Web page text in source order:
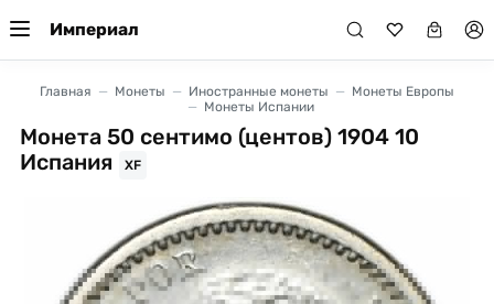
Империал
Главная Монеты Иностранные монеты
Монеты Европы
Монеты Испании
Монета 50 сентимо (центов) 1904 10
Испания
XF